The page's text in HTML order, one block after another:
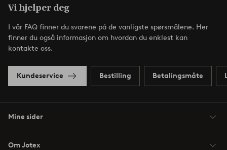
Vi hjelper deg
I vår FAQ finner du svarene på de vanligste spørsmålene. Her
finner du også informasjon om hvordan du enklest kan
kontakte oss.
Kundeservice Bestilling Betalingsmåte
Mine sider
Om Jotex